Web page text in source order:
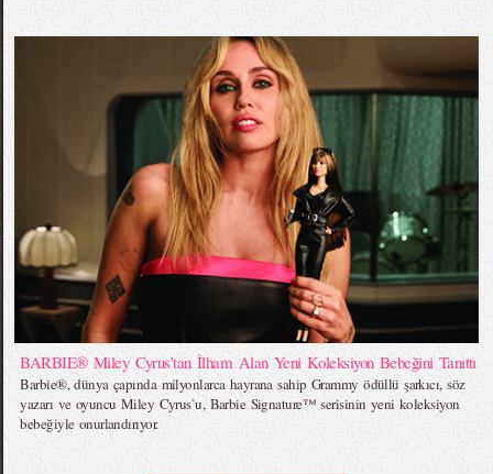
BARBIE® Miley Cyrus’tan İlham Alan Yeni Koleksiyon Bebeğini Tanıttı
Barbie®, dünya çapında milyonlarca hayrana sahip Grammy ödüllü şarkıcı, söz
yazarı ve oyuncu Miley Cyrus`u, Barbie Signature™ serisinin yeni koleksiyon
bebeğiyle onurlandırıyor.